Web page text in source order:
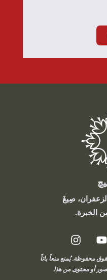
صِيغَ
الخبرة.
محفوظة. يُمنع منعاً باتاً
صور أو محتوى من هذا